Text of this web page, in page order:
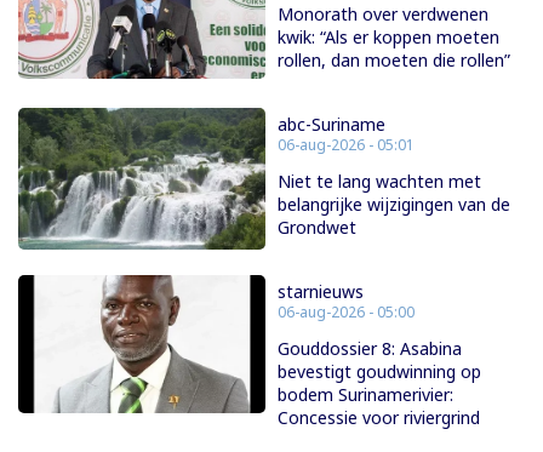
Monorath over verdwenen
kwik: “Als er koppen moeten
rollen, dan moeten die rollen”
abc-Suriname
06-aug-2026 - 05:01
Niet te lang wachten met
belangrijke wijzigingen van de
Grondwet
starnieuws
06-aug-2026 - 05:00
Gouddossier 8: Asabina
bevestigt goudwinning op
bodem Surinamerivier:
Concessie voor riviergrind